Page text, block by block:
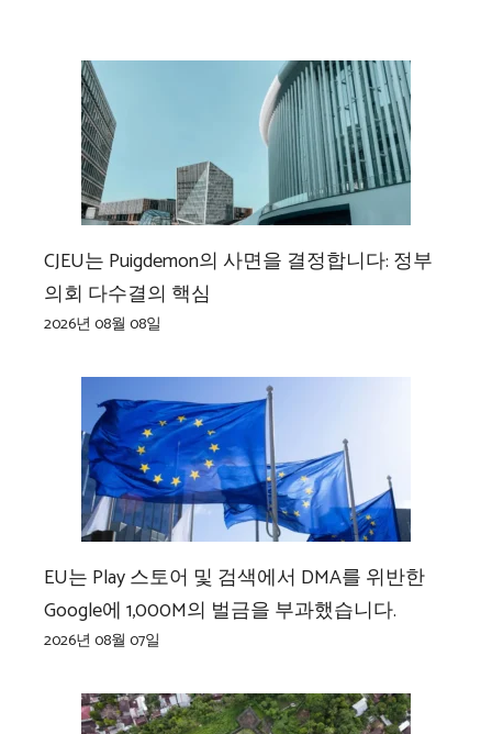
CJEU는 Puigdemon의 사면을 결정합니다: 정부
의회 다수결의 핵심
2026년 08월 08일
EU는 Play 스토어 및 검색에서 DMA를 위반한
Google에 1,000M의 벌금을 부과했습니다.
2026년 08월 07일